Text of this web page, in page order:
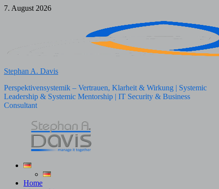
Zum
7. August 2026
Stephan A. Davis
Perspektivensystemik – Vertrauen, Klarheit & Wirkung | Systemic
Leadership & Systemic Mentorship | IT Security & Business
Consultant
Home